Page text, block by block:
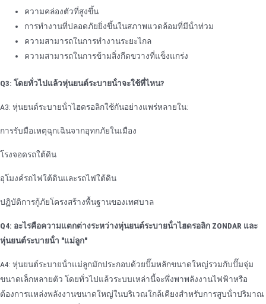
ความคล่องตัวที่สูงขึ้น
การทํางานที่ปลอดภัยยิ่งขึ้นในสภาพแวดล้อมที่มีน้ําท่วม
ความสามารถในการทํางานระยะไกล
ความสามารถในการข้ามสิ่งกีดขวางที่แข็งแกร่ง
Q3: โดยทั่วไปแล้วหุ่นยนต์ระบายน้ําจะใช้ที่ไหน?
A3: หุ่นยนต์ระบายน้ําไฮดรอลิกใช้กันอย่างแพร่หลายใน:
การรับมือเหตุฉุกเฉินจากอุทกภัยในเมือง
โรงจอดรถใต้ดิน
อุโมงค์รถไฟใต้ดินและรถไฟใต้ดิน
ปฏิบัติการกู้ภัยโครงสร้างพื้นฐานของเทศบาล
Q4: อะไรคือความแตกต่างระหว่างหุ่นยนต์ระบายน้ําไฮดรอลิก ZONDAR และ
หุ่นยนต์ระบายน้ํา "แม่ลูก"
A4: หุ่นยนต์ระบายน้ําแม่ลูกมักประกอบด้วยปั๊มหลักขนาดใหญ่รวมกับปั๊มจุ่ม
ขนาดเล็กหลายตัว โดยทั่วไปแล้วระบบเหล่านี้จะพึ่งพาพลังงานไฟฟ้าหรือ
ต้องการแหล่งพลังงานขนาดใหญ่ในบริเวณใกล้เคียงสําหรับการสูบน้ําปริมาณ